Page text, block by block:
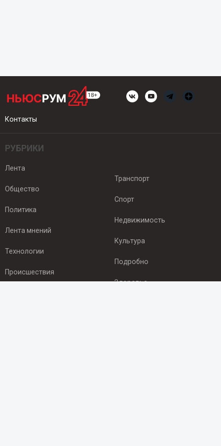
Контакты
РУБРИКИ
Лента
Общество
Политика
Лента мнений
Технологии
Происшествия
Транспорт
Спорт
Недвижимость
Культура
Подробно
Здоровье